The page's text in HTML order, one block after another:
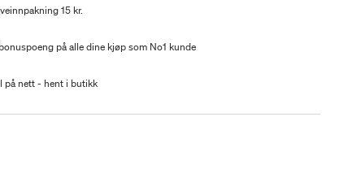
15 kr.
på alle dine kjøp som No1 kunde
på nett - hent i butikk